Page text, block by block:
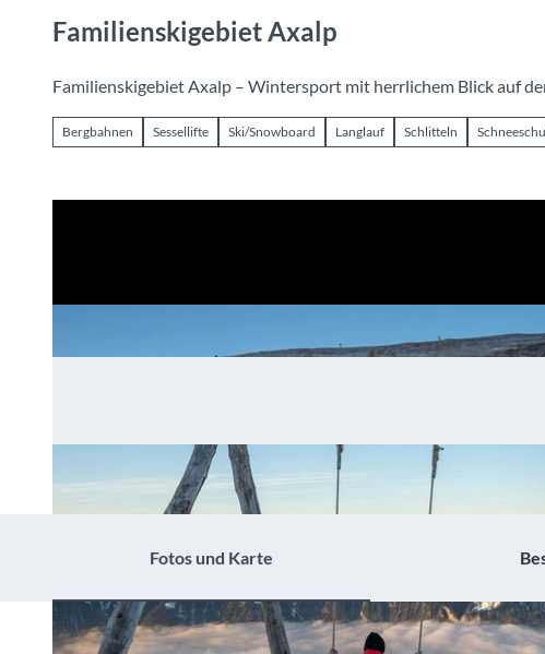
Familienskigebiet Axalp
Familienskigebiet Axalp – Wintersport mit herrlichem Blick auf
Bergbahnen Sessellifte Ski/Snowboard Langlauf Schlitteln
Fotos und Karte